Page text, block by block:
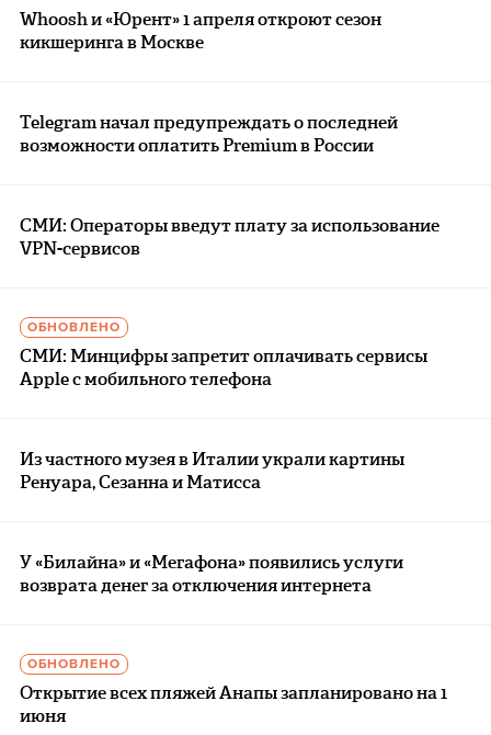
Whoosh и «Юрент» 1 апреля откроют сезон
кикшеринга в Москве
Telegram начал предупреждать о последней
возможности оплатить Premium в России
СМИ: Операторы введут плату за использование
VPN-сервисов
ОБНОВЛЕНО
СМИ: Минцифры запретит оплачивать сервисы
Apple с мобильного телефона
Из частного музея в Италии украли картины
Ренуара, Сезанна и Матисса
У «Билайна» и «Мегафона» появились услуги
возврата денег за отключения интернета
ОБНОВЛЕНО
Открытие всех пляжей Анапы запланировано на 1
июня